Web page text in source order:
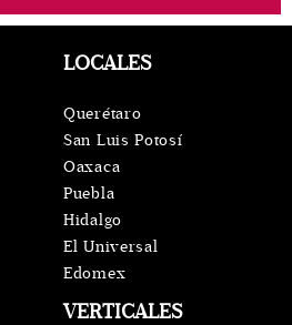
VERTICALES
LOCALES
Querétaro
San Luis Potosí
Oaxaca
Puebla
Hidalgo
El Universal
Edomex